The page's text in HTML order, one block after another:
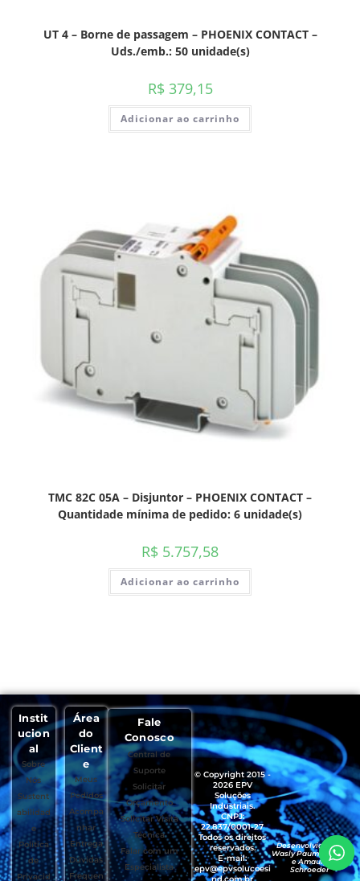
UT 4 – Borne de passagem – PHOENIX CONTACT –
Uds./emb.: 50 unidade(s)
R$ 379,15
Adicionar ao carrinho
TMC 82C 05A – Disjuntor – PHOENIX CONTACT –
Quantidade mínima de pedido: 6 unidade(s)
R$ 5.757,58
Adicionar ao carrinho
Instit
ucion
al
Sobre
Nós
Sustent
abilidad
e
Política
de
Privacid
Área
do
Client
e
Meus
Pedidos
Acompa
nhar
Entrega
Dúvidas
Frequen
Fale
Conosco
Central de
Suporte
Solicitar
Orçamento
Solicitar Visita
Técnica
Falar com um
Especialista
© Copyright 2015 -
2026 EPV
Soluções
Industriais.
CNPJ:
22.837/0001-27
Todos os direitos
reservados.
E-mail:
epv@epvsolucoesi
nd.com.br
Desenvolvido por
Wasly Paumgartten
e Amaury
Schroeder